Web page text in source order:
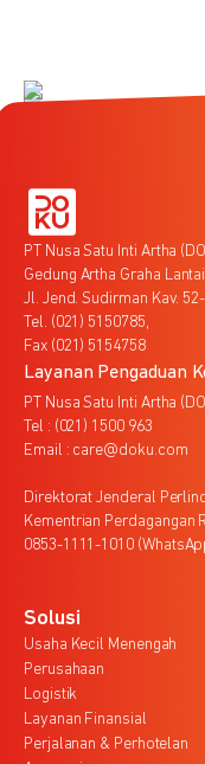
PT Nusa Satu Inti Artha
Gedung Artha Graha Lantai
Jl. Jend. Sudirman Kav.
Tel. (021) 5150785,
Fax (021) 5154758
Layanan Pengaduan
PT Nusa Satu Inti Artha
Tel : (021) 1500 963
Email : care@doku.com
Direktorat Jenderal
Kementrian Perdagangan
0853-1111-1010
Solusi
Usaha Kecil Menengah
Perusahaan
Logistik
Layanan Finansial
Perjalanan & Perhotelan